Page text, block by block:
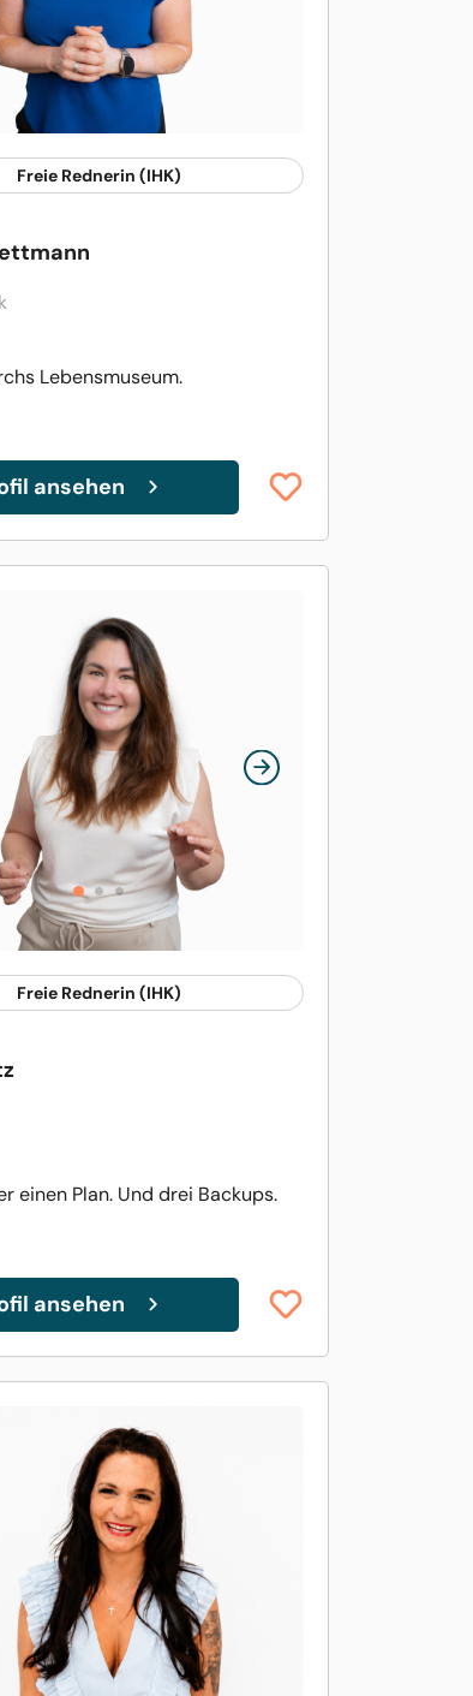
Freie Rednerin (IHK)
Lebensmuseum.
ansehen
Freie Rednerin (IHK)
einen Plan. Und drei Backups.
ansehen